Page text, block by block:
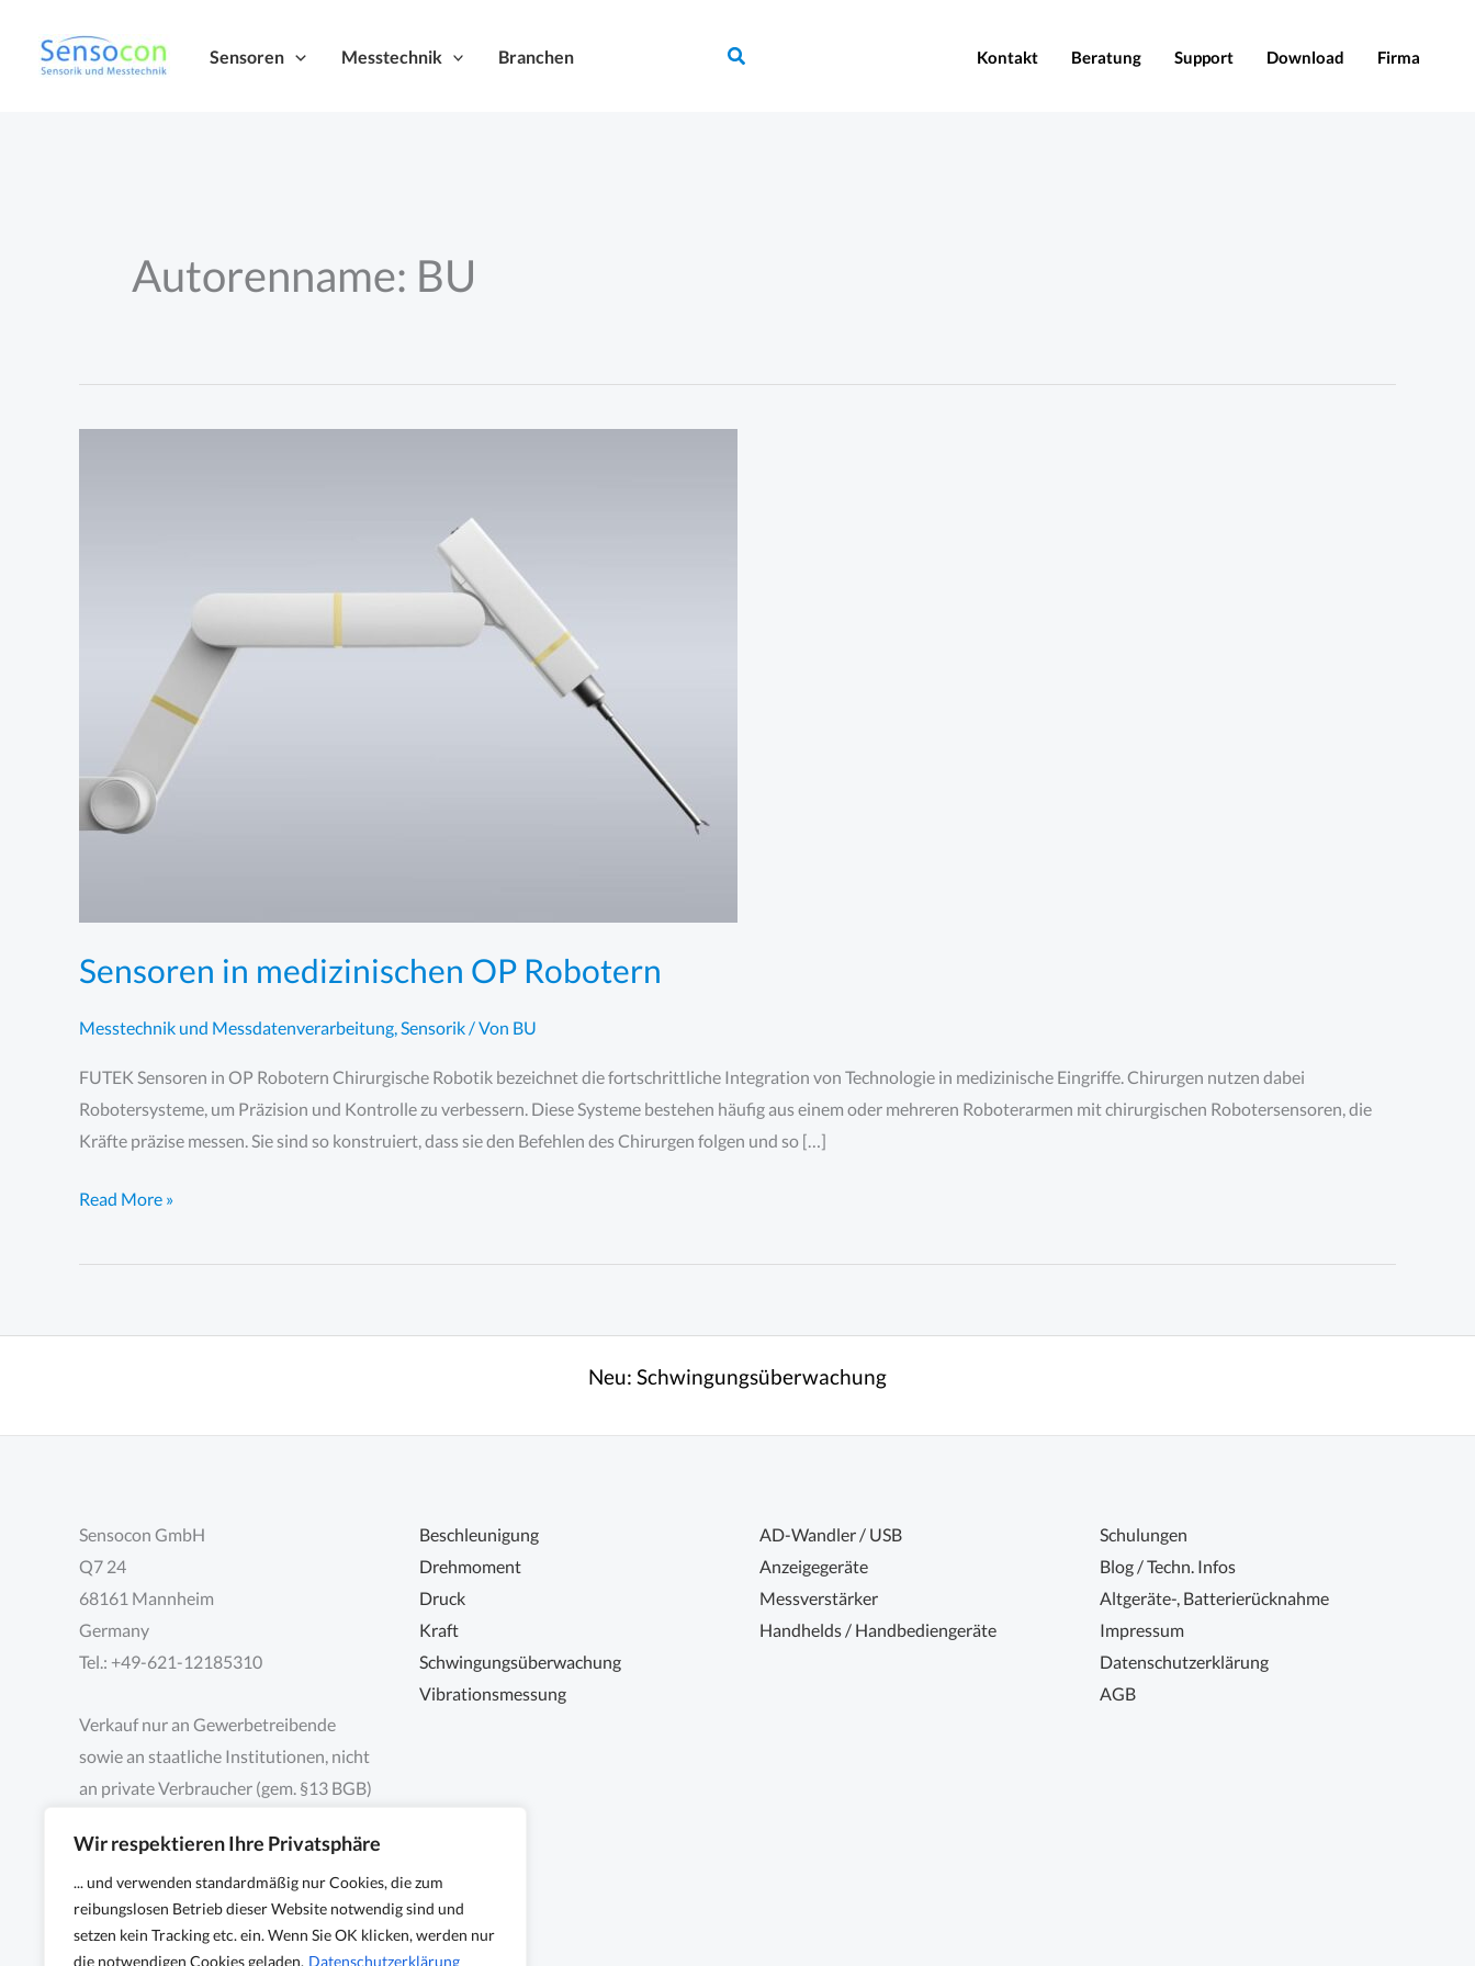
Wir respektieren Ihre Privatsphäre
... und verwenden standardmäßig nur Cookies, die zum
reibungslosen Betrieb dieser Website notwendig sind und
setzen kein Tracking etc. ein. Wenn Sie OK klicken, werden nur
die notwendigen Cookies geladen. Datenschutzerklärung
Inhalt
springen
Sensoren Messtechnik Branchen Suchen Kontakt Beratung Support Download Firma
Autorenname: BU
Sensoren in medizinischen OP Robotern
Messtechnik und Messdatenverarbeitung,Sensorik/ Von BU
FUTEK Sensoren in OP Robotern Chirurgische Robotik bezeichnet die fortschrittliche Integration von Technologie in medizinische Eingriffe. Chirurgen nutzen dabei
Robotersysteme, um Präzision und Kontrolle zu verbessern. Diese Systeme bestehen häufig aus einem oder mehreren Roboterarmen mit chirurgischen Robotersensoren, die
Kräfte präzise messen. Sie sind so konstruiert, dass sie den Befehlen des Chirurgen folgen und so […]
Sensoren
medizinischen
Read More »
Neu: Schwingungsüberwachung
Sensocon GmbH
Q7 24
68161 Mannheim
Germany
Tel.: +49-621-12185310
Verkauf nur an Gewerbetreibende
sowie an staatliche Institutionen, nicht
an private Verbraucher (gem. §13 BGB)
Beschleunigung
Drehmoment
Druck
Kraft
Schwingungsüberwachung
Vibrationsmessung
AD-Wandler / USB
Anzeigegeräte
Messverstärker
Handhelds / Handbediengeräte
Schulungen
Blog / Techn. Infos
Altgeräte-, Batterierücknahme
Impressum
Datenschutzerklärung
AGB